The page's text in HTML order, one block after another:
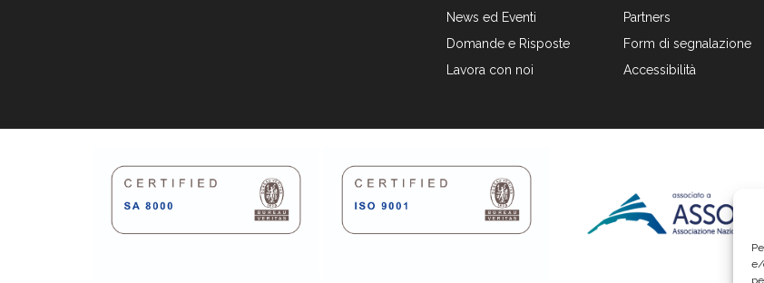
e/
News ed Eventi
Domande e Risposte
Lavora con noi
Partners
Form di segnalazione
Accessibilità